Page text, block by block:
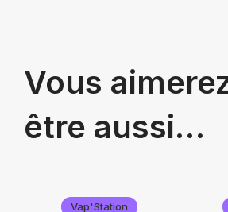
Vous
être aussi…
Vap'Station